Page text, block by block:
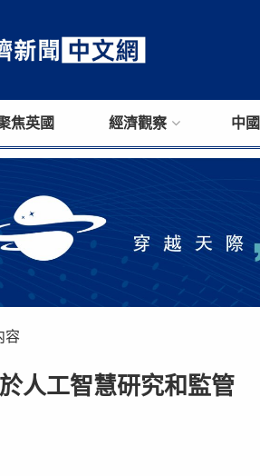
焦英國 經濟觀察 中
容
人工智慧研究和監管